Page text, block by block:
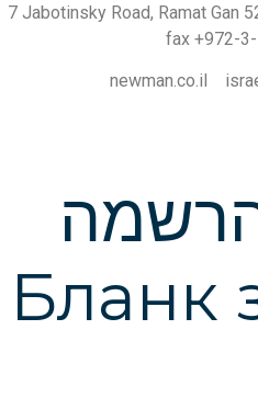
7 Jabotinsky Road, Ramat Gan
fax +972-
newman.co.il
Бланк